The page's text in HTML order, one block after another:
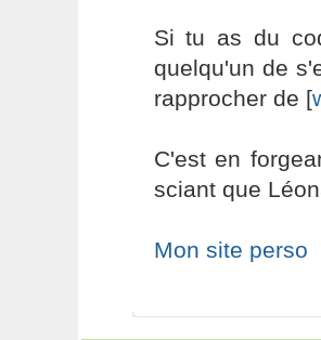
Si tu as du
quelqu'un de
rapprocher de [
C'est en
sciant que
Mon site perso